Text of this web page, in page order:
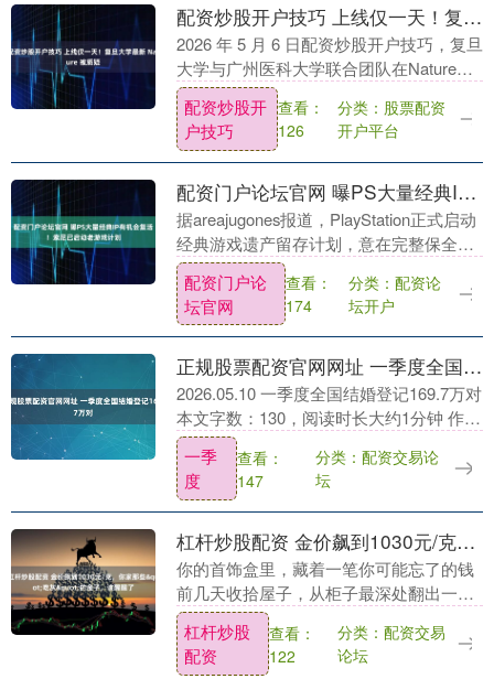
配资炒股开户技巧 上线仅一天！复旦大学最新 Nature 被质疑
2026 年 5 月 6 日配资炒股开户技巧，复旦
大学与广州医科大学联合团队在Nature发
表奥密克戎抗体逃逸机制研究，被视为该
领域重要突破，复旦官网同步报道其....
配资炒股开
户技巧
查看：
126
分类：股票配资
开户平台
配资门户论坛官网 曝PS大量经典IP有机会复活！索尼已启动老游戏计划
据areajugones报道，PlayStation正式启动
经典游戏遗产留存计划，意在完整保全自
家历代老牌IP与游戏历史资产，为沉寂系
列保留重启的可能性。 长久....
配资门户论
坛官网
查看：
174
分类：配资论
坛开户
正规股票配资官网网址 一季度全国结婚登记169.7万对
2026.05.10 一季度全国结婚登记169.7万对
本文字数：130，阅读时长大约1分钟 作者
|第一财经 林靖 5月9日，民政部发布
《2026年1季度民政....
一季
度
查看：
147
分类：配资交易论
坛
杠杆炒股配资 金价飙到1030元/克，你家那些&quot;吃灰&quot;的金子，该醒醒了
你的首饰盒里，藏着一笔你可能忘了的钱
前几天收拾屋子，从柜子最深处翻出一个
旧绒布包。 打开一看——一只金镯子、一
条细项链、一对小耳钉，还有一枚不知道
哪年买的金戒....
杠杆炒股
配资
查看：
122
分类：配资交易
论坛